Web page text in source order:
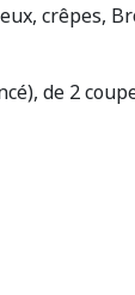
crêpes,
de 2